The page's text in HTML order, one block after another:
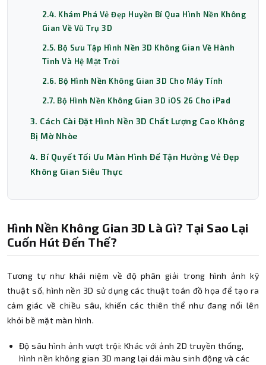
2.4. Khám Phá Vẻ Đẹp Huyền Bí Qua Hình Nền Không
Gian Về Vũ Trụ 3D
2.5. Bộ Sưu Tập Hình Nền 3D Không Gian Về Hành
Tinh Và Hệ Mặt Trời
2.6. Bộ Hình Nền Không Gian 3D Cho Máy Tính
2.7. Bộ Hình Nền Không Gian 3D iOS 26 Cho iPad
3. Cách Cài Đặt Hình Nền 3D Chất Lượng Cao Không
Bị Mờ Nhòe
4. Bí Quyết Tối Ưu Màn Hình Để Tận Hưởng Vẻ Đẹp
Không Gian Siêu Thực
Hình Nền Không Gian 3D Là Gì? Tại Sao Lại
Cuốn Hút Đến Thế?
Tương tự như khái niệm về độ phân giải trong hình ảnh kỹ
thuật số, hình nền 3D sử dụng các thuật toán đồ họa để tạo ra
cảm giác về chiều sâu, khiến các thiên thể như đang nổi lên
khỏi bề mặt màn hình.
Độ sâu hình ảnh vượt trội: Khác với ảnh 2D truyền thống,
hình nền không gian 3D mang lại dải màu sinh động và các